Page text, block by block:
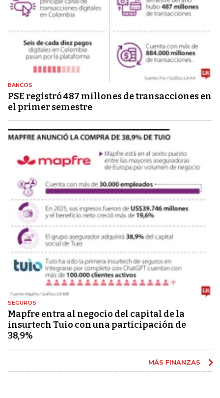
BANCOS
PSE registró 487 millones de transacciones en
el primer semestre
SEGUROS
Mapfre entra al negocio del capital de la
insurtech Tuio con una participación de
38,9%
MÁS FINANZAS